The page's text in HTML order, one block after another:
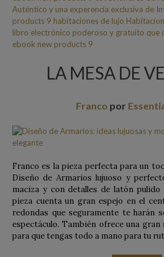
LA MESA DE
Franco por
Franco es la pieza perfecta para un
Diseño de Armarios lujuoso y
maciza y con detalles de latón
pieza cuenta un gran espejo en el
redondas que seguramente te harán
espectáculo. También ofrece una
para que tengas todo a mano para tu